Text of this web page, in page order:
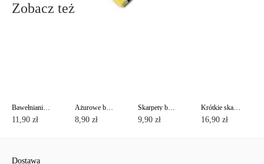
Zobacz też
Bawełnianie skarpety CLASSIC
11,90 zł
Ażurowe bawełniane skarpety CLASSIC z pikotem
8,90 zł
Skarpety bawełniane z lureksem CLASSIC
9,90 zł
Krótkie skarpety bawełniane ACTIVE z stopa frotte
16,90 zł
Dostawa